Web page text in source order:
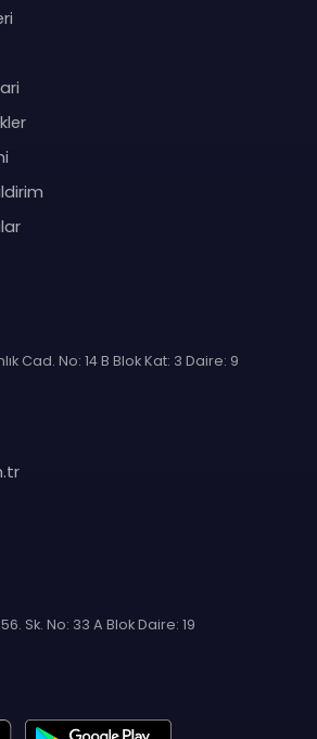
Cad. No: 14 B Blok Kat: 3 Daire: 9
Sk. No: 33 A Blok Daire: 19